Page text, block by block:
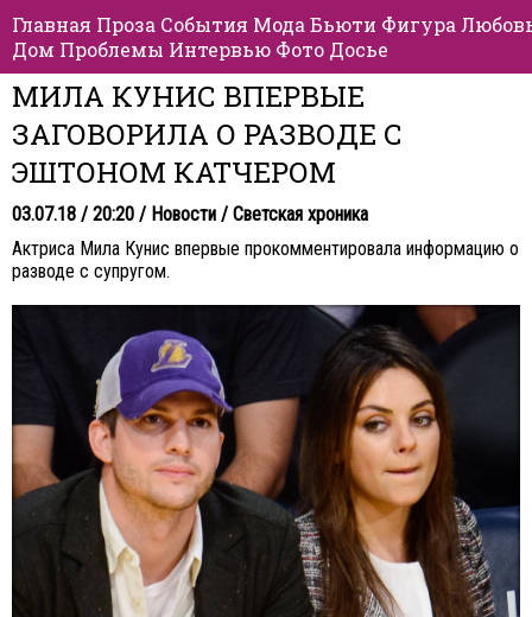
Главная Проза События Мода Бьюти Фигура
Дом Проблемы Интервью Фото Досье
МИЛА КУНИС ВПЕРВЫЕ
ЗАГОВОРИЛА О РАЗВОДЕ С
ЭШТОНОМ КАТЧЕРОМ
03.07.18 / 20:20 / Новости / Светская хроника
Актриса Мила Кунис впервые прокомментировала информацию о
разводе с супругом.